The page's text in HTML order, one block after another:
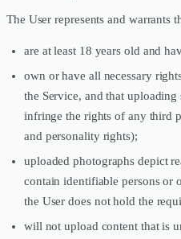
The User represents and warrants
are at least 18 years old and
own or have all necessary
the Service, and that
infringe the rights of any third
and personality rights);
uploaded photographs depict
contain identifiable persons or
the User does not hold the
will not upload content that is